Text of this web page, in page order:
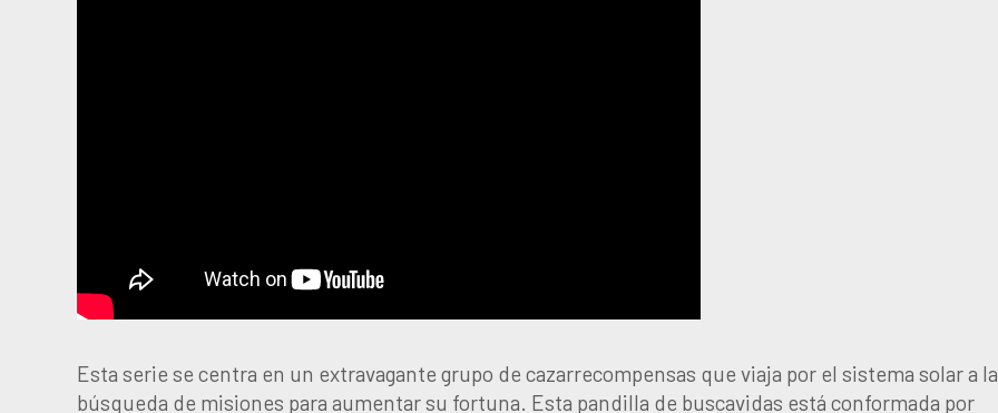
Esta serie se centra en un extravagante grupo de cazarrecompensas que viaja por el sistema solar a la
búsqueda de misiones para aumentar su fortuna. Esta pandilla de buscavidas está conformada por